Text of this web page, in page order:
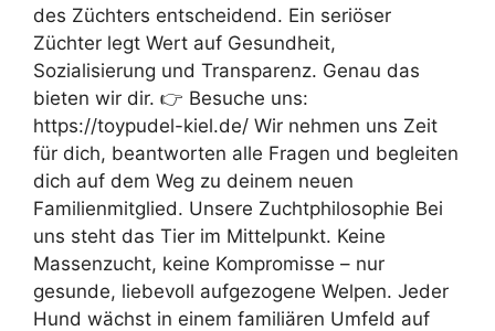
des Züchters entscheidend. Ein seriöser
Züchter legt Wert auf Gesundheit,
Sozialisierung und Transparenz. Genau das
bieten wir dir. 👉 Besuche uns:
https://toypudel-kiel.de/ Wir nehmen uns Zeit
für dich, beantworten alle Fragen und begleiten
dich auf dem Weg zu deinem neuen
Familienmitglied. Unsere Zuchtphilosophie Bei
uns steht das Tier im Mittelpunkt. Keine
Massenzucht, keine Kompromisse – nur
gesunde, liebevoll aufgezogene Welpen. Jeder
Hund wächst in einem familiären Umfeld auf